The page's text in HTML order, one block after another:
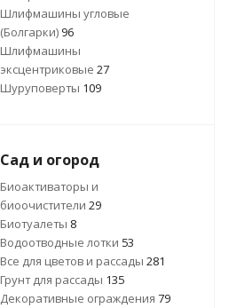
Шлифмашины угловые
(Болгарки) 96
Шлифмашины
эксцентриковые 27
Шуруповерты 109
Сад и огород
Биоактиваторы и
биоочистители 29
Биотуалеты 8
Водоотводные лотки 53
Все для цветов и рассады 281
Грунт для рассады 135
Декоративные ограждения 79